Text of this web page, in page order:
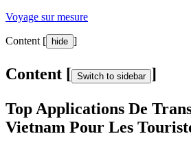
Voyage sur mesure
Content [ hide ]
Content [ Switch to sidebar ]
Top Applications De
Vietnam Pour Les